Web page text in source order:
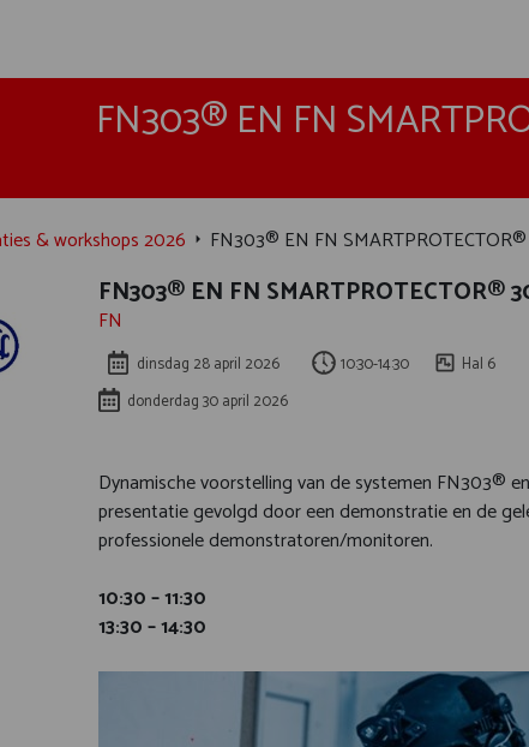
FN303® EN FN
& workshops 2026 FN303® EN FN
FN303® EN FN SMARTPROTECTOR®
FN
dinsdag 28 april 2026
donderdag 30 april 2026
10:30-14:30 Hal 6
Dynamische voorstelling van de systemen FN303®
presentatie gevolgd door een demonstratie en de
professionele demonstratoren/monitoren.
10:30 – 11:30
13:30 – 14:30